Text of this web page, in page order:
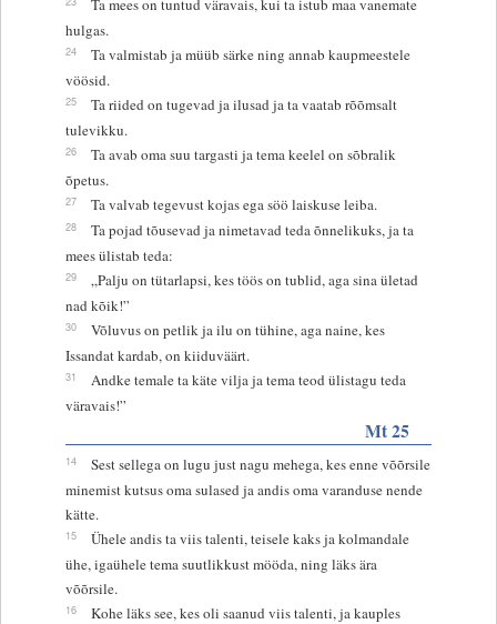
hulgas.
24
Ta valmistab ja müüb särke ning annab kaupmeestele
vöösid.
25
Ta riided on tugevad ja ilusad ja ta vaatab rõõmsalt
tulevikku.
26
Ta avab oma suu targasti ja tema keelel on sõbralik
õpetus.
27 Ta valvab tegevust kojas ega söö laiskuse leiba.
28
Ta pojad tõusevad ja nimetavad teda õnnelikuks, ja ta
mees ülistab teda:
29
„Palju on tütarlapsi, kes töös on tublid, aga sina ületad
nad kõik!”
30
Võluvus on petlik ja ilu on tühine, aga naine, kes
Issandat kardab, on kiiduväärt.
31
Andke temale ta käte vilja ja tema teod ülistagu teda
väravais!”
Mt 25
14
Sest sellega on lugu just nagu mehega, kes enne võõrsile
minemist kutsus oma sulased ja andis oma varanduse nende
kätte.
15
Ühele andis ta viis talenti, teisele kaks ja kolmandale
ühe, igaühele tema suutlikkust mööda, ning läks ära
võõrsile.
16
Kohe läks see, kes oli saanud viis talenti, ja kauples